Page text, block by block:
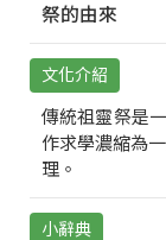
祭的由來
文化介紹
傳統祖靈祭是
作求學濃縮為
理。
小辭典